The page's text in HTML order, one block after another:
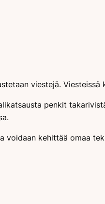
viestejä.
penkit
voidaan kehittää omaa